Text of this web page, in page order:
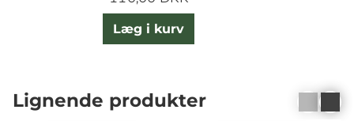
Læg i kurv
Lignende produkter